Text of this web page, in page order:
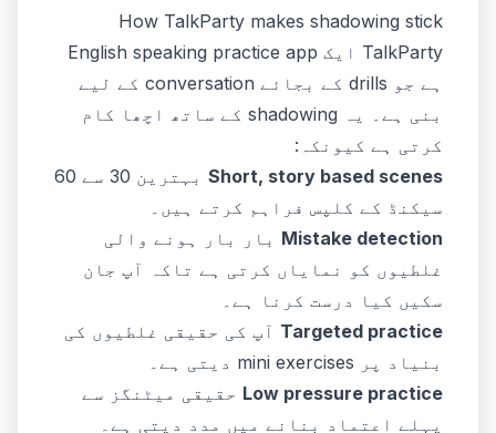
How TalkParty makes shadowing stick
TalkParty ایک English speaking practice app
ہے جو drills کے بجائے conversation کے لیے
بنی ہے۔ یہ shadowing کے ساتھ اچھا کام
کرتی ہے کیونکہ:
Short, story based scenes
بہترین 30 سے 60
سیکنڈ کے کلپس فراہم کرتے ہیں۔
Mistake detection بار بار ہونے والی
غلطیوں کو نمایاں کرتی ہے تاکہ آپ جان
سکیں کیا درست کرنا ہے۔
Targeted practice آپ کی حقیقی غلطیوں کی
بنیاد پر mini exercises دیتی ہے۔
Low pressure practice حقیقی میٹنگز سے
پہلے اعتماد بنانے میں مدد دیتی ہے۔